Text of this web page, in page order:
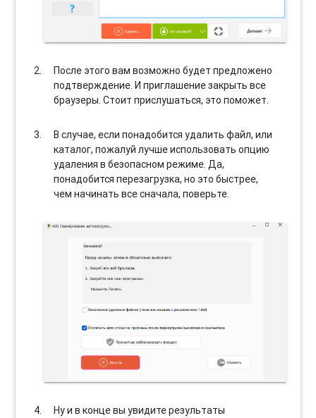
После этого вам возможно будет предложено
подтверждение. И приглашение закрыть все
браузеры. Стоит прислушаться, это поможет.
В случае, если понадобится удалить файл, или
каталог, пожалуй лучше использовать опцию
удаления в безопасном режиме. Да,
понадобится перезагрузка, но это быстрее,
чем начинать все сначала, поверьте.
Ну и в конце вы увидите результаты